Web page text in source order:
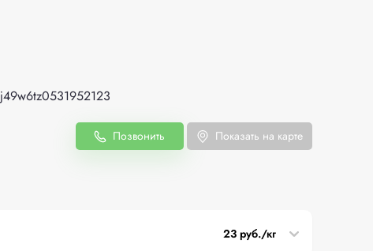
Позвонить Показать на карте
23 руб./кг